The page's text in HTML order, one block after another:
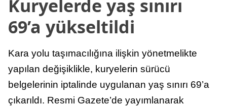
Kuryelerde yaş sınırı
69’a yükseltildi
Kara yolu taşımacılığına ilişkin yönetmelikte
yapılan değişiklikle, kuryelerin sürücü
belgelerinin iptalinde uygulanan yaş sınırı 69’a
çıkarıldı. Resmi Gazete’de yayımlanarak